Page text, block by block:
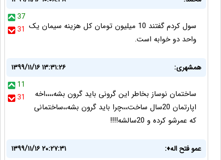
37
31 سول کردم گفتند 10 میلیون تومان کل هزینه سیمان یک
واحد دو خوابه است.
همشهری:
۱۳۹۹/۱۱/۱۶ ۱۳:۳۱:۲۶
11
31
ساختمان نوساز بخاطر این گرونی باید گرون بشه،،،،اخه
اپارتمان 20سال ساخت،،،چرا باید گرون بشه،،ساختمانی
که عمرشو کرده و 20سالشه!!!!
عمو فتح اله♦️:
۱۳۹۹/۱۱/۱۶ ۲۰:۲۷:۳۱